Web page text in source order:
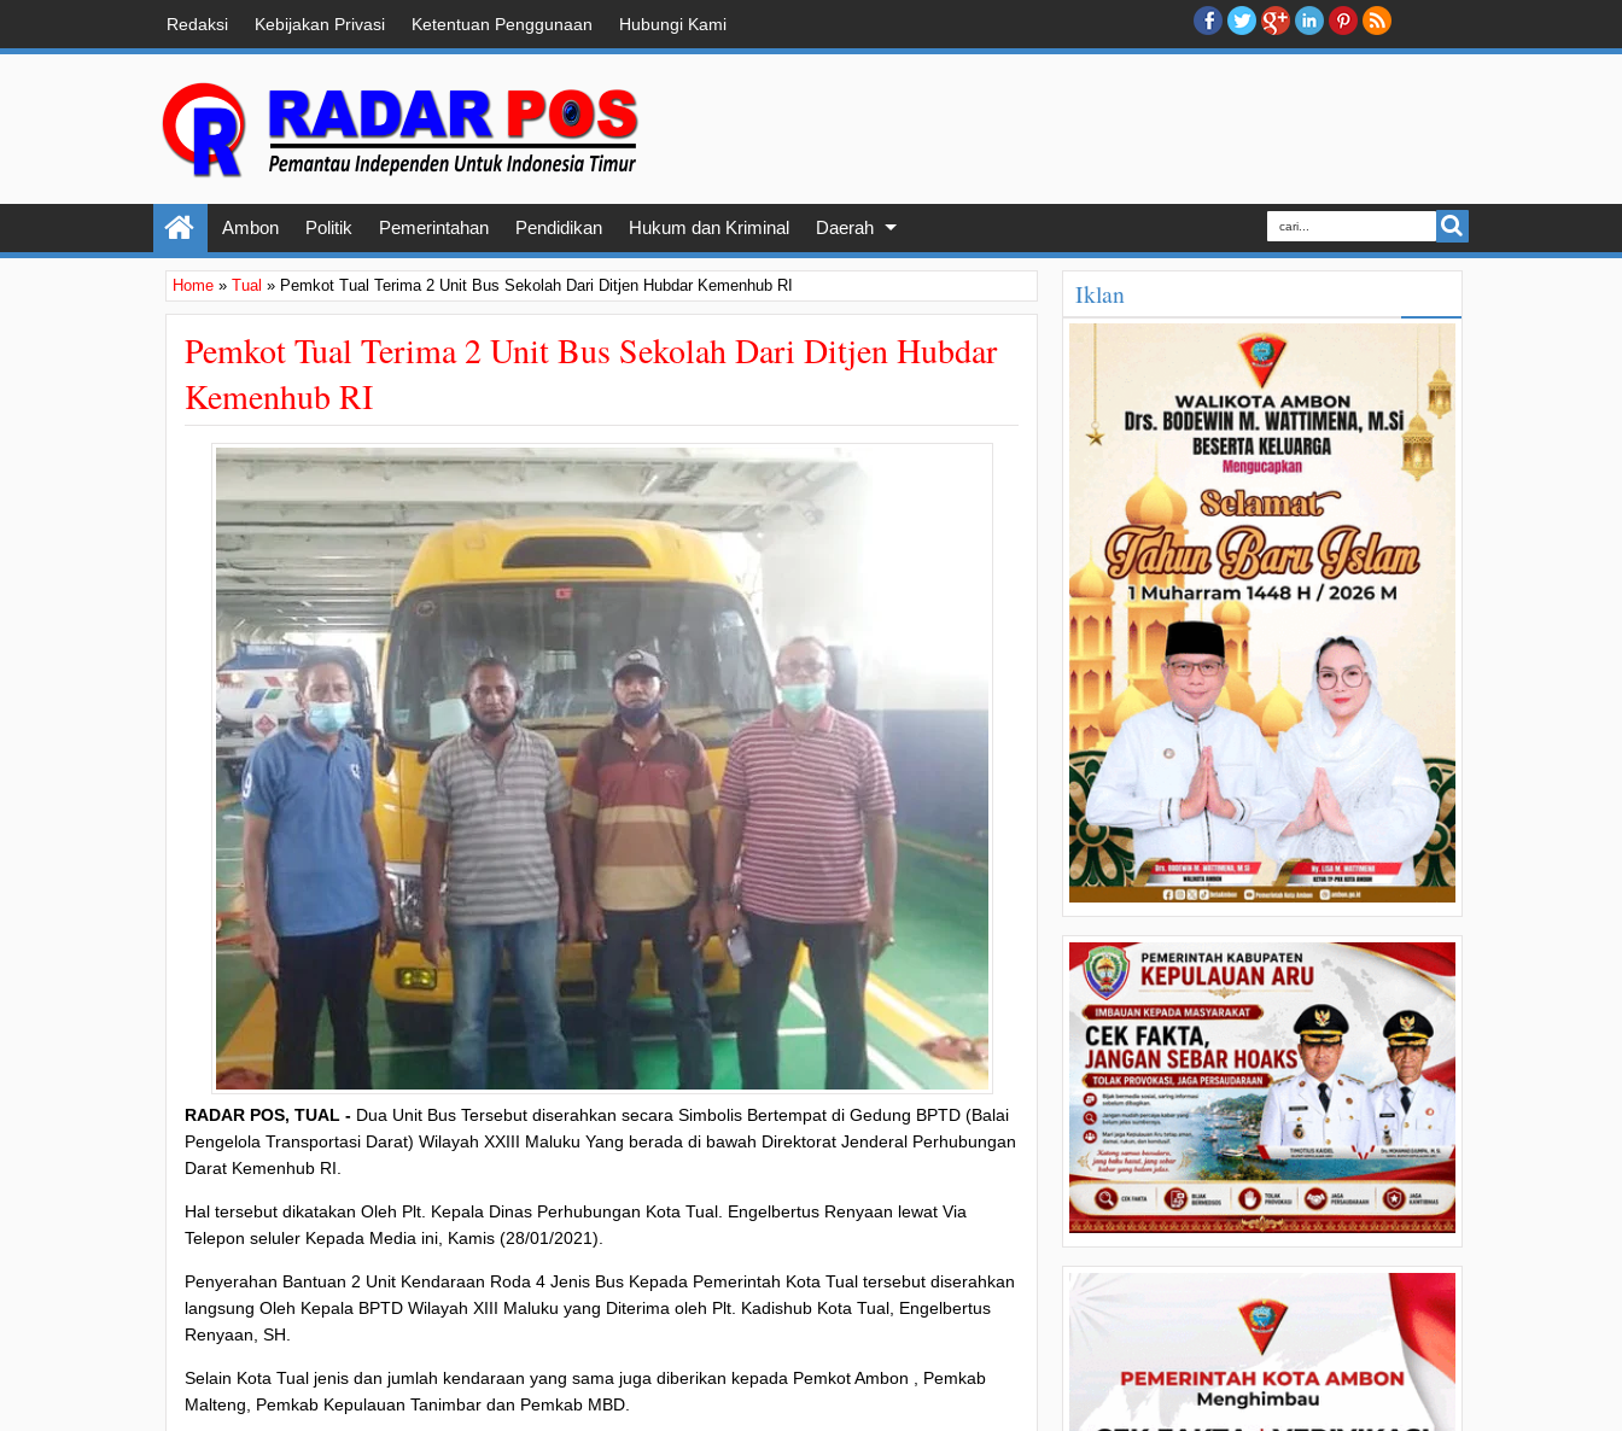
Redaksi Kebijakan Privasi Ketentuan Penggunaan Hubungi Kami
Ambon Politik Pemerintahan Pendidikan Hukum dan Kriminal Daerah
Home » Tual » Pemkot Tual Terima 2 Unit Bus Sekolah Dari Ditjen Hubdar Kemenhub RI
Pemkot Tual Terima 2 Unit Bus Sekolah Dari Ditjen Hubdar
Kemenhub RI
RADAR POS, TUAL - Dua Unit Bus Tersebut diserahkan secara Simbolis Bertempat di Gedung BPTD (Balai
Pengelola Transportasi Darat) Wilayah XXIII Maluku Yang berada di bawah Direktorat Jenderal Perhubungan
Darat Kemenhub RI.
Hal tersebut dikatakan Oleh Plt. Kepala Dinas Perhubungan Kota Tual. Engelbertus Renyaan lewat Via
Telepon seluler Kepada Media ini, Kamis (28/01/2021).
Penyerahan Bantuan 2 Unit Kendaraan Roda 4 Jenis Bus Kepada Pemerintah Kota Tual tersebut diserahkan
langsung Oleh Kepala BPTD Wilayah XIII Maluku yang Diterima oleh Plt. Kadishub Kota Tual, Engelbertus
Renyaan, SH.
Selain Kota Tual jenis dan jumlah kendaraan yang sama juga diberikan kepada Pemkot Ambon , Pemkab
Malteng, Pemkab Kepulauan Tanimbar dan Pemkab MBD.
Iklan